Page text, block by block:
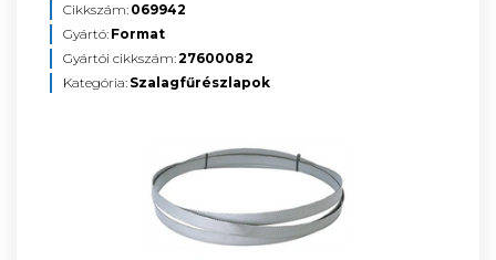
Cikkszám: 069942
Gyártó: Format
Gyártói cikkszám:27600082
Kategória: Szalagfűrészlapok